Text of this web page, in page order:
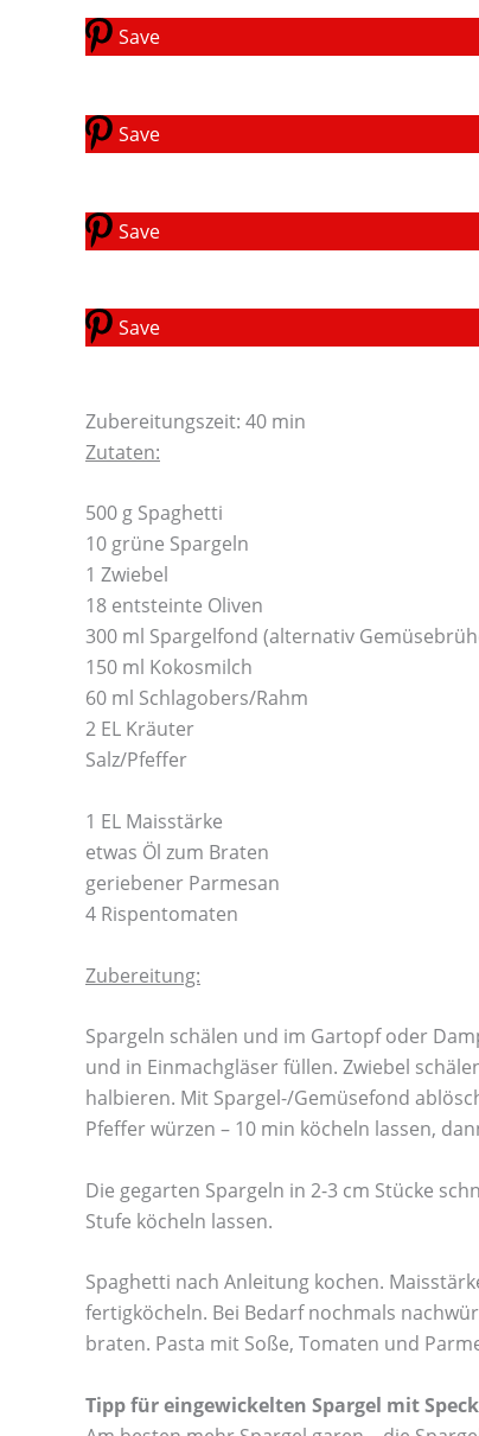
Save
Save
Save
Save
Zubereitungszeit: 40 min
Zutaten:
500 g Spaghetti
10 grüne Spargeln
1 Zwiebel
18 entsteinte Oliven
300 ml Spargelfond (alternativ
150 ml Kokosmilch
60 ml Schlagobers/Rahm
2 EL Kräuter
Salz/Pfeffer
1 EL Maisstärke
etwas Öl zum Braten
geriebener Parmesan
4 Rispentomaten
Zubereitung:
Spargeln schälen und im Gartopf oder
und in Einmachgläser füllen. Zwiebel
halbieren. Mit Spargel-/Gemüsefond
Pfeffer würzen – 10 min köcheln lassen,
Die gegarten Spargeln in 2-3 cm Stücke
Stufe köcheln lassen.
Spaghetti nach Anleitung kochen.
fertigköcheln. Bei Bedarf nochmals
braten. Pasta mit Soße, Tomaten und
Tipp für eingewickelten Spargel mit